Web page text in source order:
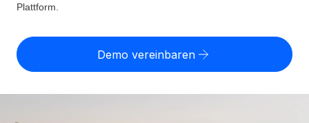
Weltweites Wachstum ohne Kosten für Niederlassungen
Contractor of Record
Rechtssichere, weltweite Arbeit mit Freelancer:innen
Globales Onboarding und Verwalten von
Einfache Einstellung in allen US-Bundesstaaten
Scheinselbstständigkeitsrisiko berechnen
Personalkostenrechner
Plattform.
Demo vereinbaren